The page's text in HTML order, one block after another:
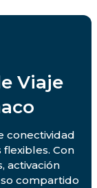
Viaje
conectividad
Con
activación
compartido